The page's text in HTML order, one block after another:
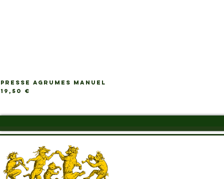
PRESSE AGRUMES MANUEL
Prix
19,50 €